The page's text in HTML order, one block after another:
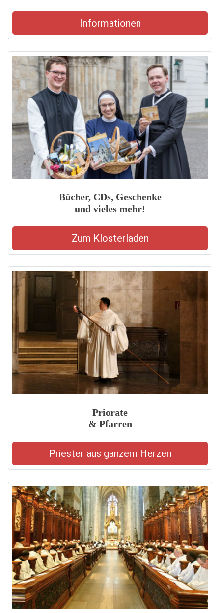
Informationen
Bücher, CDs, Geschenke
und vieles mehr!
Zum Klosterladen
Priorate
& Pfarren
Priester aus ganzem Herzen